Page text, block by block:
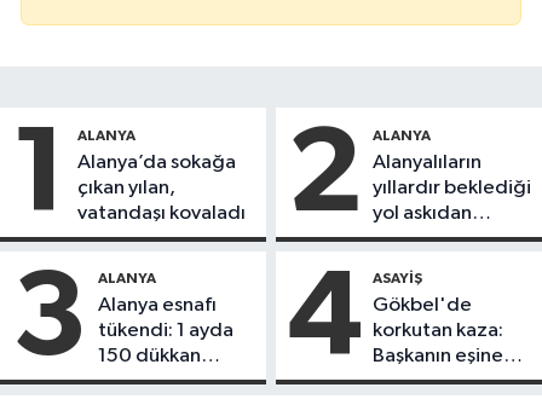
1 ALANYA
Alanya’da sokağa
çıkan yılan,
vatandaşı kovaladı
2 ALANYA
Alanyalıların
yıllardır beklediği
yol askıdan
döndü
3 ALANYA
Alanya esnafı
tükendi: 1 ayda
150 dükkan
kapandı
4 ASAYIŞ
Gökbel'de
korkutan kaza:
Başkanın eşine
motosiklet çarptı